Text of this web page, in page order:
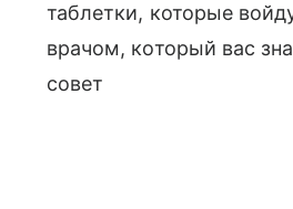
таблетки, которые
врачом, который вас
совет